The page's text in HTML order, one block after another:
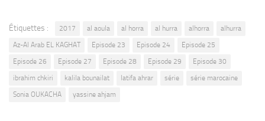
Étiquettes : 2017 al aoula al horra al hurra alhorra
alhurra
Az-Al Arab EL KAGHAT
Episode 23 Episode 24
Episode 25
Episode 26
Episode 27 Episode 28 Episode 29
Episode 30
ibrahim chkiri
kalila bounailat latifa ahrar série
série marocaine
Sonia OUKACHA
yassine ahjam